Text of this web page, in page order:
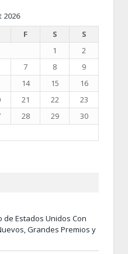
2026
F S
S
1
2
7 8
9
14 15
16
21 22
23
28 29
30
de Estados Unidos Con
Grandes Premios y